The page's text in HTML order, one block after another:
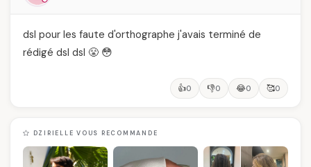
dsl pour les faute d'orthographe j'avais terminé de
rédigé dsl dsl 😤 😳
👍0 👎0 😂0 🥰0
DZIRIELLE VOUS RECOMMANDE